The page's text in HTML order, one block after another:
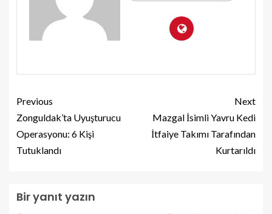
Previous
Zonguldak’ta Uyuşturucu
Operasyonu: 6 Kişi
Tutuklandı
Next
Mazgal İsimli Yavru Kedi
İtfaiye Takımı Tarafından
Kurtarıldı
Bir yanıt yazın